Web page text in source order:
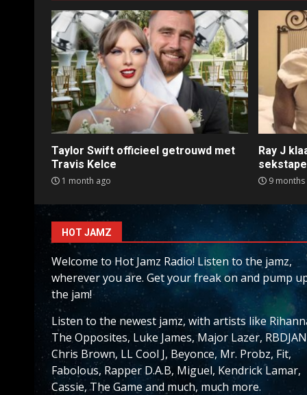
Taylor Swift officieel getrouwd met
Travis Kelce
1 month ago
Ray J
sekstape
9 months
HOT JAMZ
Welcome to Hot Jamz Radio! Listen to the jamz,
wherever you are. Get your freak on and pump
the jam!
Listen to the newest jamz, with artists like
The Opposites, Luke James, Major Lazer,
Chris Brown, LL Cool J, Beyonce, Mr. Probz, Fit,
Fabolous, Rapper D.A.B, Miguel, Kendrick Lamar,
Cassie, The Game and much, much more.